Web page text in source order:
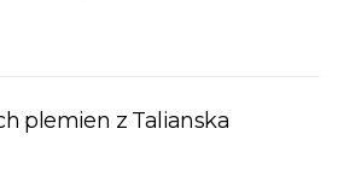
plemien z Talianska